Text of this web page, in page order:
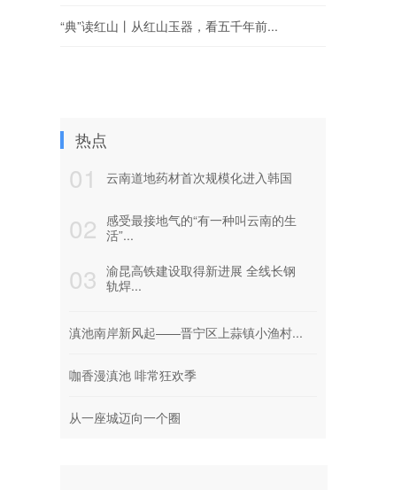
“典”读红山丨从红山玉器，看五千年前...
热点
01 云南道地药材首次规模化进入韩国
02
感受最接地气的“有一种叫云南的生
活”...
03 渝昆高铁建设取得新进展 全线长钢
轨焊...
滇池南岸新风起——晋宁区上蒜镇小渔村...
咖香漫滇池 啡常狂欢季
从一座城迈向一个圈